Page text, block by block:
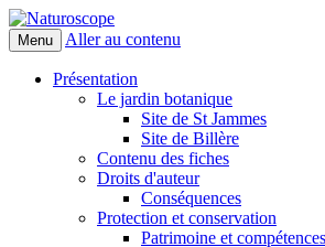
Naturoscope
Menu Aller au contenu
Présentation
Le jardin botanique
Site de St Jammes
Site de Billère
Contenu des fiches
Droits d'auteur
Conséquences
Protection et conservation
Patrimoine et compétences